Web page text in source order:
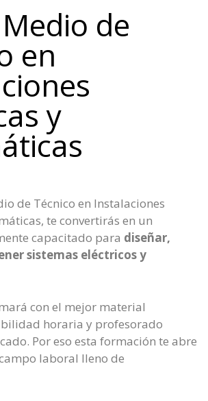
de
en
y
de Técnico en Instalaciones
te convertirás en un
capacitado para diseñar,
sistemas eléctricos y
con el mejor material
horaria y profesorado
Por eso esta formación te abre
laboral lleno de